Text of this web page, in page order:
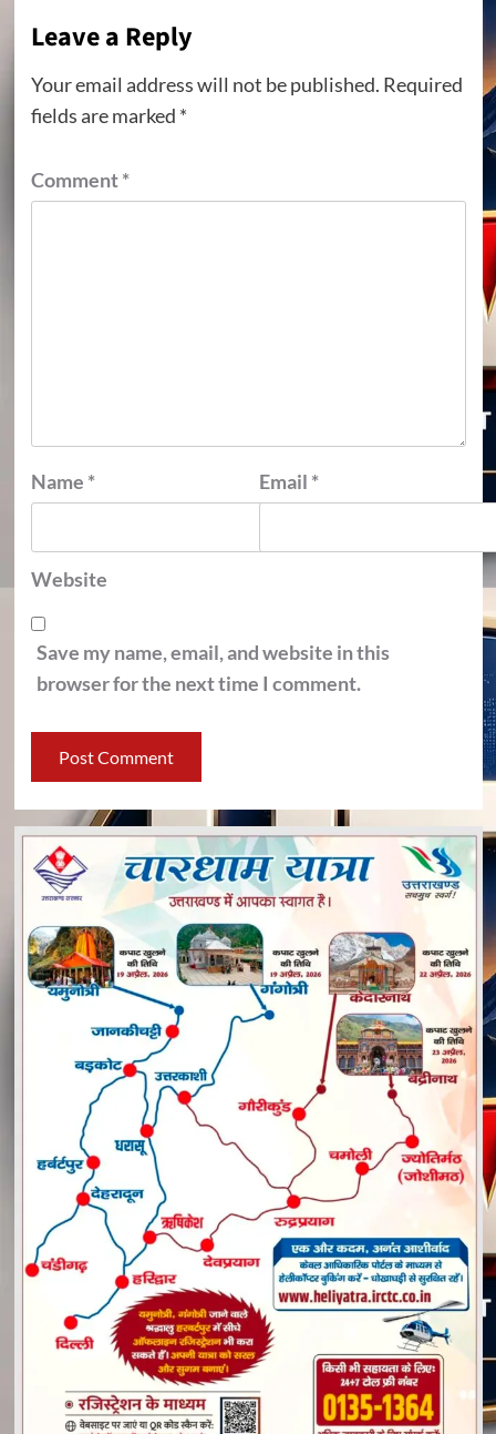
Leave a Reply
Your email address will not be published. Required
fields are marked *
Comment*
Name * Email *
Website
Save my name, email, and website in this
browser for the next time I comment.